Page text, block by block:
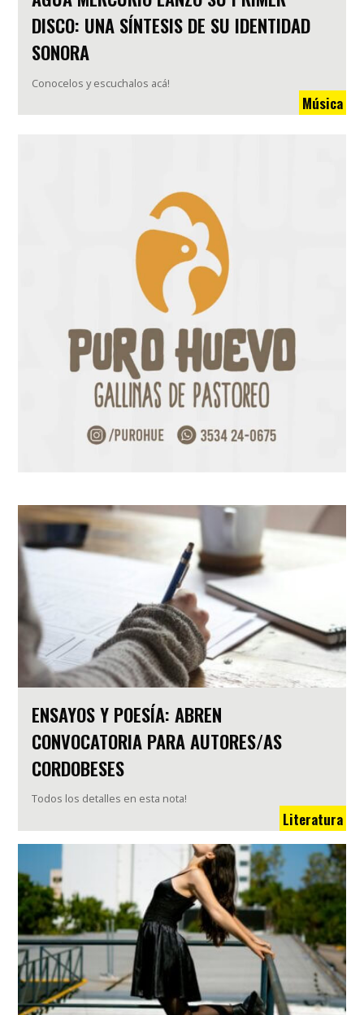
DISCO: UNA SÍNTESIS DE SU IDENTIDAD
SONORA
Conocelos y escuchalos acá!
Música
ENSAYOS Y POESÍA: ABREN
CONVOCATORIA PARA AUTORES/AS
CORDOBESES
Todos los detalles en esta nota!
Literatura